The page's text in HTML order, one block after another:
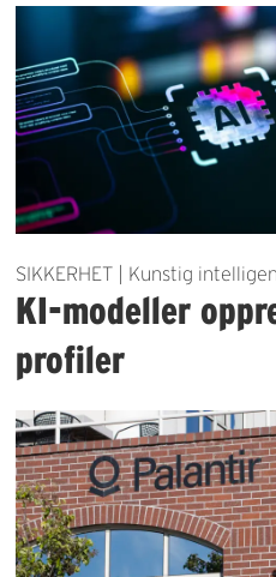
SIKKERHET | Kunstig
KI-modeller
profiler